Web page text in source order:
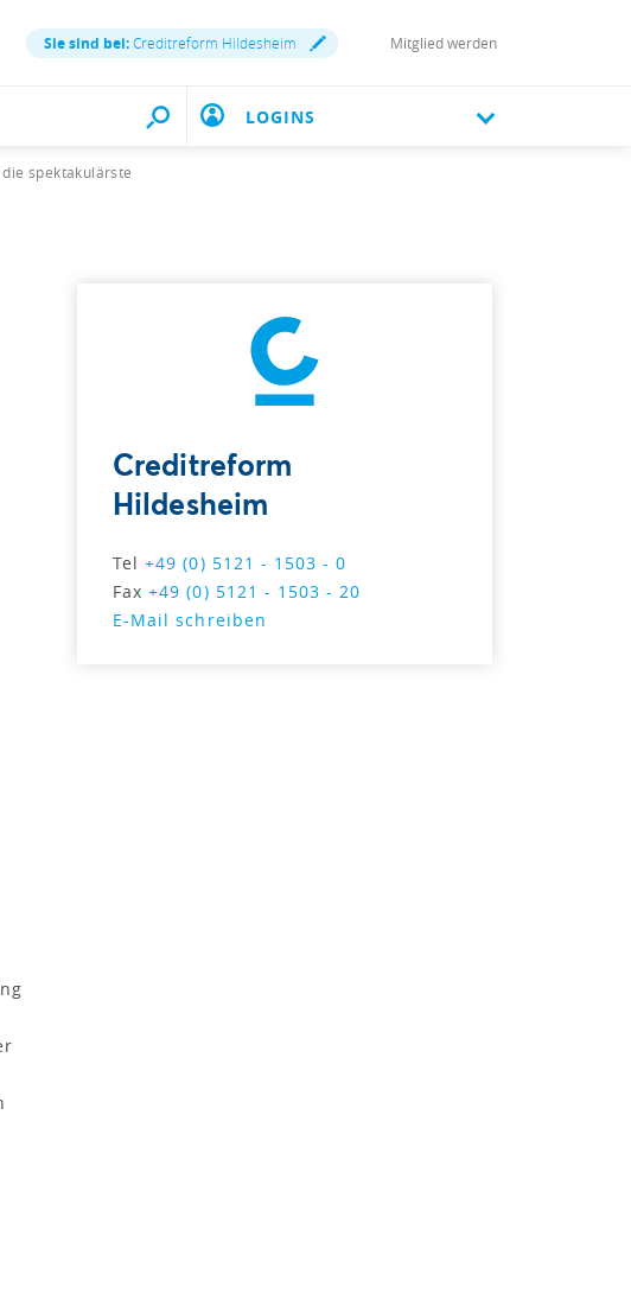
Sie sind bei:Creditreform Hildesheim Mitglied werden
LOGINS
spektakulärste
Creditreform
Hildesheim
Tel+49 (0) 5121 - 1503 - 0
Fax+49 (0) 5121 - 1503 - 20
E-Mail schreiben